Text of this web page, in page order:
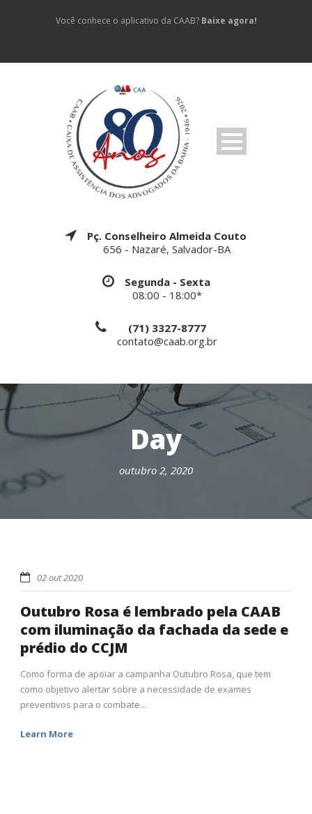
Você conhece o aplicativo da CAAB? Baixe agora!
Pç. Conselheiro Almeida Couto
656 - Nazaré, Salvador-BA
Segunda - Sexta
08:00 - 18:00*
(71) 3327-8777
contato@caab.org.br
Day
outubro 2, 2020
02 out 2020
Outubro Rosa é lembrado pela CAAB
com iluminação da fachada da sede e
prédio do CCJM
Como forma de apoiar a campanha Outubro Rosa, que tem
como objetivo alertar sobre a necessidade de exames
preventivos para o combate...
Learn More